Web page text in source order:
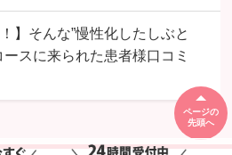
】そんな”慢性化したしぶと
スに来られた患者様口コミ
ページの
先頭へ